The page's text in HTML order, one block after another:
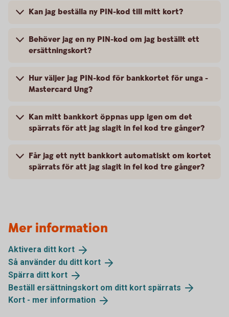
Kan jag beställa ny PIN-kod till mitt kort?
Behöver jag en ny PIN-kod om jag beställt ett
ersättningskort?
Hur väljer jag PIN-kod för bankkortet för unga -
Mastercard Ung?
Kan mitt bankkort öppnas upp igen om det
spärrats för att jag slagit in fel kod tre gånger?
Får jag ett nytt bankkort automatiskt om kortet
spärrats för att jag slagit in fel kod tre gånger?
Mer information
Aktivera ditt kort
Så använder du ditt kort
Spärra ditt kort
Beställ ersättningskort om ditt kort spärrats
Kort - mer information